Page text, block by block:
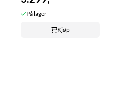
På lager
Kjøp